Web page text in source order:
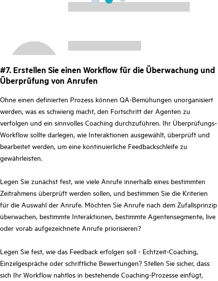
#7. Erstellen Sie einen Workflow für die Überwachung und
Überprüfung von Anrufen
Ohne einen definierten Prozess können QA-Bemühungen unorganisiert
werden, was es schwierig macht, den Fortschritt der Agenten zu
verfolgen und ein sinnvolles Coaching durchzuführen. Ihr Überprüfungs-
Workflow sollte darlegen, wie Interaktionen ausgewählt, überprüft und
bearbeitet werden, um eine kontinuierliche Feedbackschleife zu
gewährleisten.
Legen Sie zunächst fest, wie viele Anrufe innerhalb eines bestimmten
Zeitrahmens überprüft werden sollen, und bestimmen Sie die Kriterien
für die Auswahl der Anrufe. Möchten Sie Anrufe nach dem Zufallsprinzip
überwachen, bestimmte Interaktionen, bestimmte Agentensegmente, live
oder vorab aufgezeichnete Anrufe priorisieren?
Legen Sie fest, wie das Feedback erfolgen soll - Echtzeit-Coaching,
Einzelgespräche oder schriftliche Bewertungen? Stellen Sie sicher, dass
sich Ihr Workflow nahtlos in bestehende Coaching-Prozesse einfügt,